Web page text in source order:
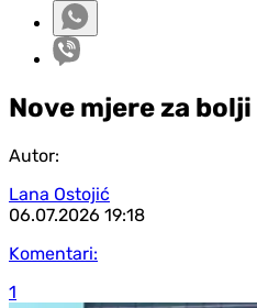
Nove mjere za
Autor:
Lana Ostojić
06.07.2026 19:18
Komentari:
1